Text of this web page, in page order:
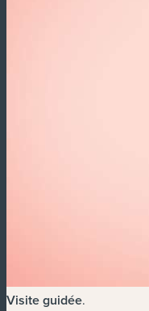
Visite guidée.